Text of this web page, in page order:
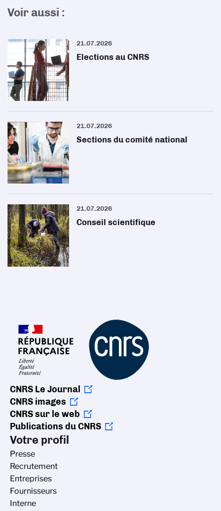
Voir aussi :
21.07.2026
Elections au CNRS
21.07.2026
Sections du comité national
21.07.2026
Conseil scientifique
CNRS Le Journal
CNRS images
CNRS sur le web
Publications du CNRS
Votre profil
Presse
Recrutement
Entreprises
Fournisseurs
Interne